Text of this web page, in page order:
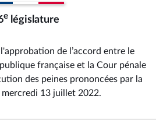
e législature
de l’accord entre le
française et la Cour pénale
des peines prononcées par la
mercredi 13 juillet 2022.